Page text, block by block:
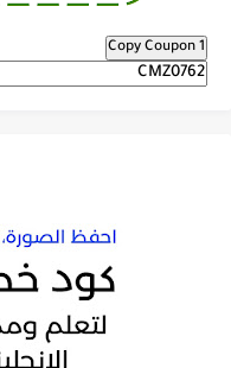
Copy Coupon 1